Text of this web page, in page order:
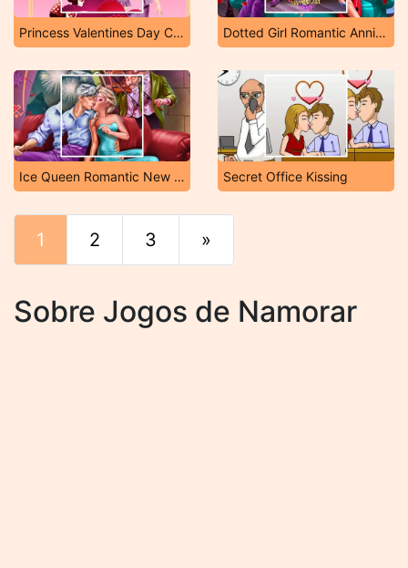
Princess Valentines Day Catfish Dotted Girl Romantic Anniversary
Ice Queen Romantic New Year's Eve Secret Office Kissing
1 2 3 »
Sobre Jogos de Namorar